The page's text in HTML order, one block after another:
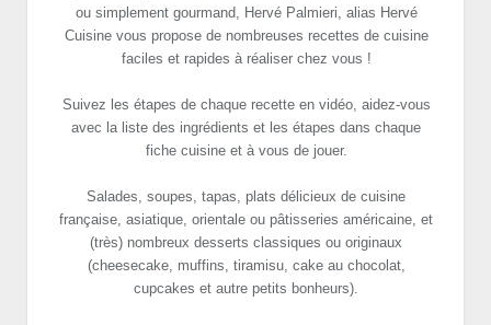
ou simplement gourmand, Hervé Palmieri, alias Hervé
Cuisine vous propose de nombreuses recettes de cuisine
faciles et rapides à réaliser chez vous !
Suivez les étapes de chaque recette en vidéo, aidez-vous
avec la liste des ingrédients et les étapes dans chaque
fiche cuisine et à vous de jouer.
Salades, soupes, tapas, plats délicieux de cuisine
française, asiatique, orientale ou pâtisseries américaine, et
(très) nombreux desserts classiques ou originaux
(cheesecake, muffins, tiramisu, cake au chocolat,
cupcakes et autre petits bonheurs).